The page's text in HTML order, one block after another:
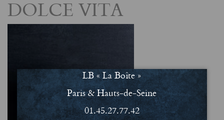
DOLCE VITA
LB « La Boîte »
Paris & Hauts-de-Seine
01.45.27.77.42